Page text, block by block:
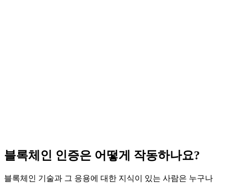
블록체인 인증은 어떻게 작동하나요?
블록체인 기술과 그 응용에 대한 지식이 있는 사람은 누구나